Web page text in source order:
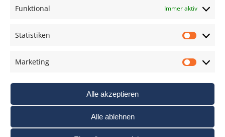
Funktional Immer aktiv
Statistiken
Marketing
Alle akzeptieren
Alle ablehnen